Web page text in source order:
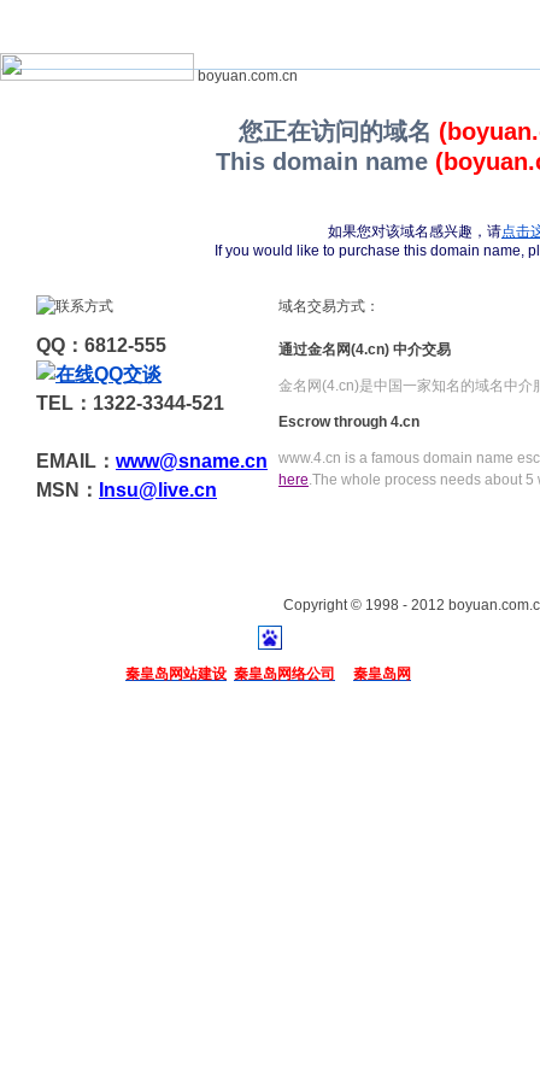
boyuan.com.cn
您正在访问的域名
This domain name
如果您对该域名感兴趣，请点击
If you would like to purchase this domain name,
QQ：6812-555
TEL：1322-3344-521
EMAIL： www@sname.cn
MSN：
Insu@live.cn
域名交易方式：
通过金名网(4.cn) 中介交易
金名网(4.cn)是中国一家知名的域名中介
Escrow through 4.cn
www.4.cn is a famous domain name
here.The whole process needs about 5
Copyright © 1998 - 2012
秦皇岛网站建设 秦皇岛网络公司 秦皇岛网